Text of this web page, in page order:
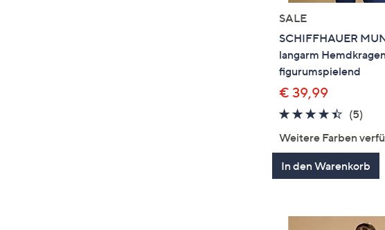
SALE
SCHIFFHAUER
langarm
figurumspielend
€ 39,99
4.4
5
(5)5
Weitere Farben
In den Warenkorb